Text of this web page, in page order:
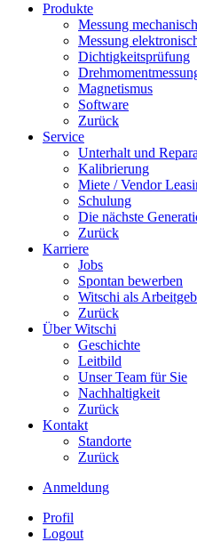
Produkte
Messung
Messung
Dichtigkeitsprüfung
Magnetismus
Software
Zurück
Service
Unterhalt und
Kalibrierung
Miete / Vendor
Schulung
Die nächste
Zurück
Karriere
Jobs
Spontan bewerben
Witschi als
Zurück
Über Witschi
Geschichte
Leitbild
Unser Team für Sie
Nachhaltigkeit
Zurück
Kontakt
Standorte
Zurück
Anmeldung
Profil
Logout